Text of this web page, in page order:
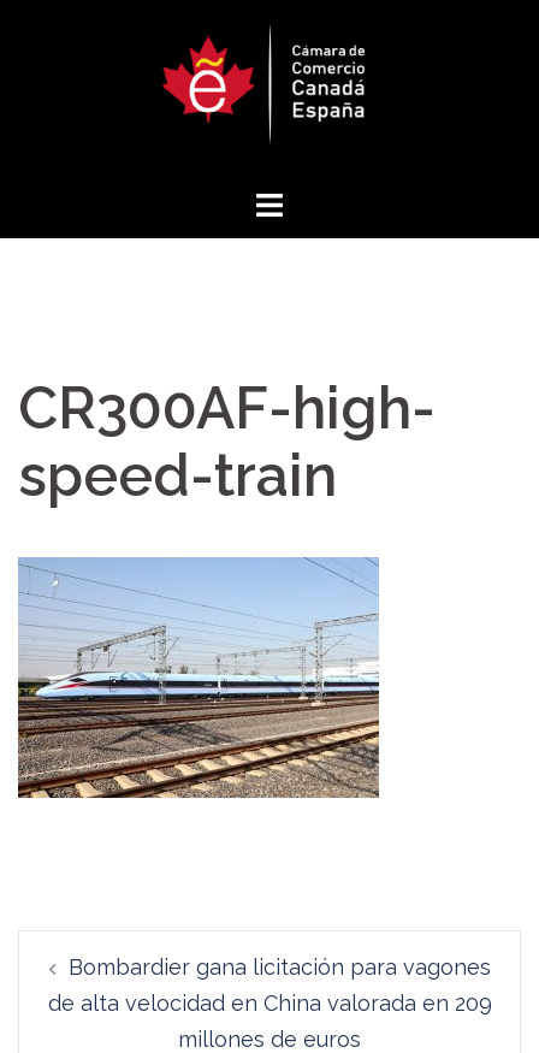
CR300AF-high-
speed-train
de
entradas
Bombardier gana licitación para vagones
de alta velocidad en China valorada en 209
millones de euros